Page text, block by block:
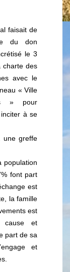
faisait de
du don
le 3
charte des
avec le
« Ville
» pour
à se
une greffe
population
font part
est
la famille
est
cause et
part de sa
et